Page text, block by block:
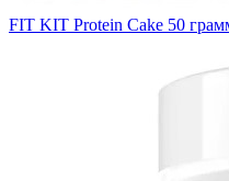
FIT KIT Protein Cake 50